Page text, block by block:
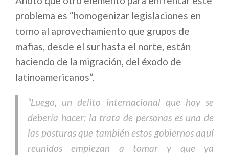
problema es “homogenizar legislaciones en
torno al aprovechamiento que grupos de
mafias, desde el sur hasta el norte, están
haciendo de la migración, del éxodo de
latinoamericanos”.
“Luego, un delito internacional que hoy se
debería hacer: la trata de personas es una de
las posturas que también estos gobiernos aquí
reunidos empiezan a tomar y que ya